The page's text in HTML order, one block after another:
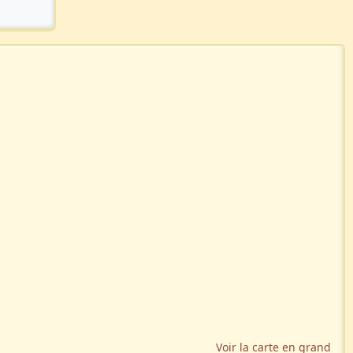
Voir la carte en grand